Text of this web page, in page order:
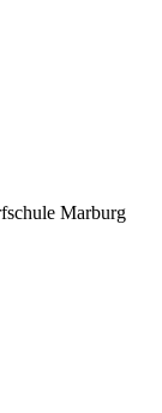
Marburg